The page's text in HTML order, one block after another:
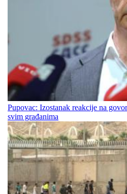
Pupovac: Izostanak reakcije na
svim građanima